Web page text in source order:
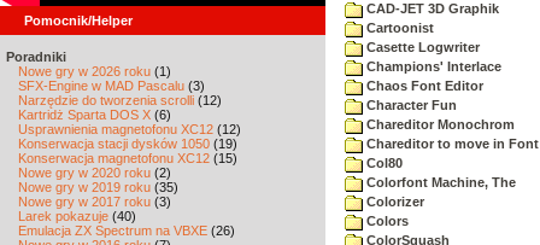
Pomocnik/Helper
Poradniki
Nowe gry w 2026 roku (1)
SFX-Engine w MAD Pascalu (3)
Narzędzie do tworzenia scrolli (12)
Kartridż Sparta DOS X (6)
Usprawnienia magnetofonu XC12 (12)
Konserwacja stacji dysków 1050 (19)
Konserwacja magnetofonu XC12 (15)
Nowe gry w 2020 roku (2)
Nowe gry w 2019 roku (35)
Nowe gry w 2017 roku (3)
Larek pokazuje (40)
Emulacja ZX Spectrum na VBXE (26)
CAD-JET 3D Graphik
Cartoonist
Casette Logwriter
Champions' Interlace
Chaos Font Editor
Character Fun
Chareditor Monochrom
Chareditor to move in Font
Col80
Colorfont Machine, The
Colorizer
Colors
ColorSquash